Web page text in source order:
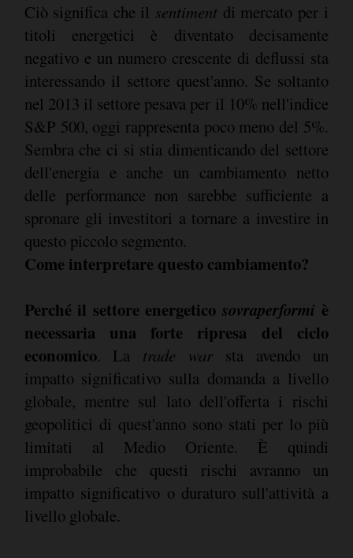
Ciò significa che il sentimentdi mercato per i
titoli energetici è diventato decisamente
negativo e un numero crescente di deflussi sta
interessando il settore quest'anno. Se soltanto
nel 2013 il settore pesava per il 10% nell'indice
S&P 500, oggi rappresenta poco meno del 5%.
Sembra che ci si stia dimenticando del settore
dell'energia e anche un cambiamento netto
delle performance non sarebbe sufficiente a
spronare gli investitori a tornare a investire in
questo piccolo segmento.
Come interpretare questo cambiamento?
Perché il settore energetico sovraperformi è
necessaria una forte ripresa del ciclo
economico. La trade war sta avendo un
impatto significativo sulla domanda a livello
globale, mentre sul lato dell'offerta i rischi
geopolitici di quest'anno sono stati per lo più
limitati al Medio Oriente. È quindi
improbabile che questi rischi avranno un
impatto significativo o duraturo sull'attività a
livello globale.